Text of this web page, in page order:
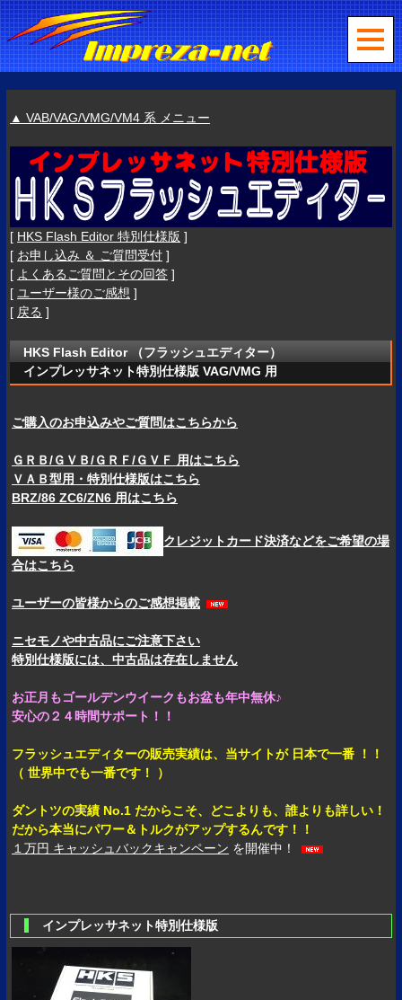
▲ VAB/VAG/VMG/VM4 系 メニュー
[ HKS Flash Editor 特別仕様版 ]
[ お申し込み ＆ ご質問受付 ]
[ よくあるご質問とその回答 ]
[ユーザー様のご感想 ]
[ 戻る ]
HKS Flash Editor （フラッシュエディター）
インプレッサネット特別仕様版 VAG/VMG 用
ご購入のお申込みやご質問はこちらから
ＧＲＢ/ＧＶＢ/ＧＲＦ/ＧＶＦ 用はこちら
ＶＡＢ型用・特別仕様版はこちら
BRZ/86 ZC6/ZN6 用はこちら
クレジットカード決済などをご希望の場
合はこちら
ユーザーの皆様からのご感想掲載
ニセモノや中古品にご注意下さい
特別仕様版には、中古品は存在しません
お正月もゴールデンウイークもお盆も年中無休♪
安心の２４時間サポート！！
フラッシュエディターの販売実績は、当サイトが 日本で一番 ！！
（ 世界中でも一番です！ ）
ダントツの実績 No.1 だからこそ、どこよりも、誰よりも詳しい！
だから本当にパワー＆トルクがアップするんです！！
１万円 キャッシュバックキャンペーン を開催中！
インプレッサネット特別仕様版